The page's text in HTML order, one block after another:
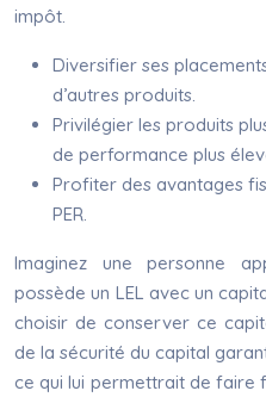
impôt.
Diversifier ses
d’autres produits.
Privilégier les produits
de performance plus
Profiter des avantages
PER.
Imaginez une personne
possède un LEL avec un
choisir de conserver ce
de la sécurité du capital
ce qui lui permettrait de faire